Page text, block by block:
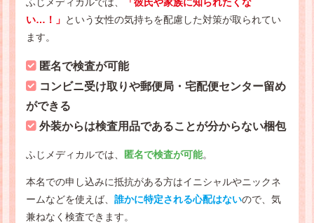
い…！」 という女性の気持ちを配慮した対策が取られてい
ます。
匿名で検査が可能
コンビニ受け取りや郵便局・宅配便センター留め
ができる
外装からは検査用品であることが分からない梱包
ふじメディカルでは、 匿名で検査が可能。
本名での申し込みに抵抗がある方はイニシャルやニックネ
ームなどを使えば、 誰かに特定される心配はないので、気
兼ねなく検査できます。